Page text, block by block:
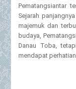
Pematangsiantar
Sejarah
majemuk dan
budaya,
Danau Toba,
mendapat